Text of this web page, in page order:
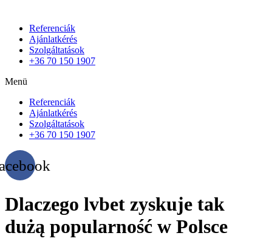
Referenciák
Ajánlatkérés
Szolgáltatások
+36 70 150 1907
Menü
Referenciák
Ajánlatkérés
Szolgáltatások
+36 70 150 1907
Dlaczego lvbet zyskuje tak
dużą popularność w Polsce